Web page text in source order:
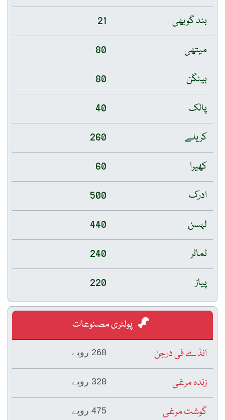
بند گوبھی
21
میتھی
80
بینگن
80
پالک
40
کریلے
260
کھیرا
60
ادرک
500
لہسن
440
ٹماٹر
240
پیاز
220
پولٹری مصنوعات
انڈے فی درجن
268 روپے
زندہ مرغی 328 روپے
گوشت مرغی 475 روپے